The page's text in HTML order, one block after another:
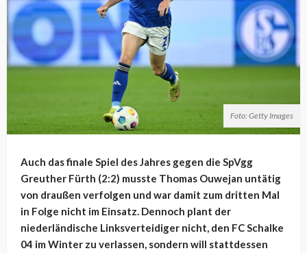
Foto: Getty Images
Auch das finale Spiel des Jahres gegen die SpVgg
Greuther Fürth (2:2) musste Thomas Ouwejan untätig
von draußen verfolgen und war damit zum dritten Mal
in Folge nicht im Einsatz. Dennoch plant der
niederländische Linksverteidiger nicht, den FC Schalke
04 im Winter zu verlassen, sondern will stattdessen